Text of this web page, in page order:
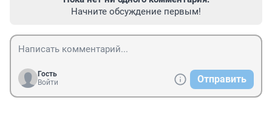
Начните обсуждение первым!
Гость
Войти
Отправить